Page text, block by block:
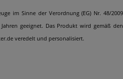
im Sinne der Verordnung (EG) Nr. 48/2009
geeignet. Das Produkt wird gemäß den
veredelt und personalisiert.